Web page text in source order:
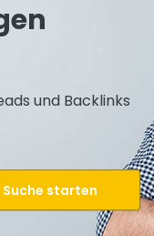
und Backlinks
Suche starten